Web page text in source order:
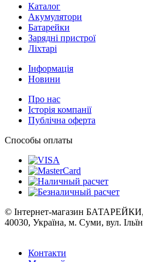
Каталог
Акумулятори
Батарейки
Зарядні пристрої
Ліхтарі
Інформація
Новини
Про нас
Історія компанії
Публічна оферта
Способы оплаты
© Інтернет-магазин
40030, Україна, м. Суми, вул.
Контакти